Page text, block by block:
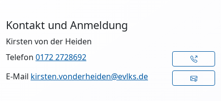
Kontakt und Anmeldung
Kirsten von der Heiden
Telefon 0172 2728692
E-Mail kirsten.vonderheiden@evlks.de